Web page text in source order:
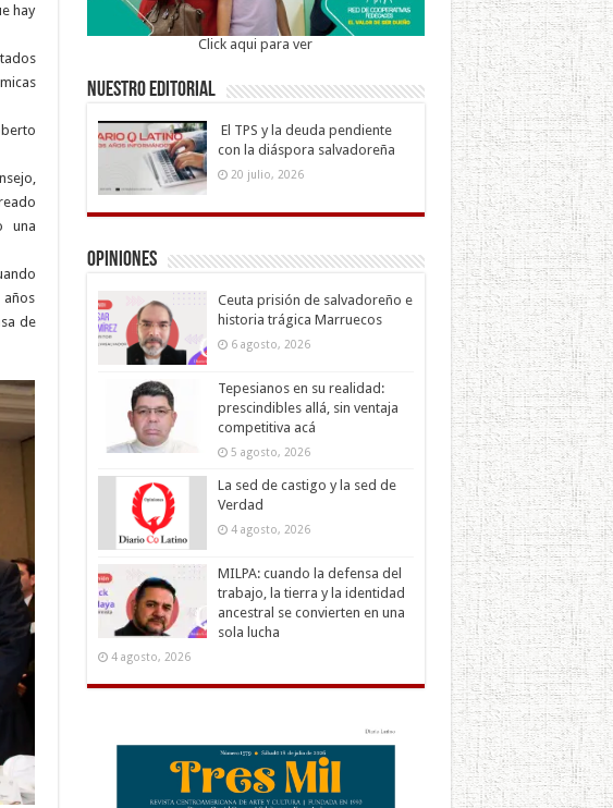
hay
una
de
Click aqui para ver
Nuestro Editorial
El TPS y la deuda pendiente
con la diáspora salvadoreña
20 julio, 2026
Opiniones
Ceuta prisión de salvadoreño e
historia trágica Marruecos
6 agosto, 2026
Tepesianos en su realidad:
prescindibles allá, sin ventaja
competitiva acá
5 agosto, 2026
La sed de castigo y la sed de
Verdad
4 agosto, 2026
MILPA: cuando la defensa del
trabajo, la tierra y la identidad
ancestral se convierten en una
sola lucha
4 agosto, 2026